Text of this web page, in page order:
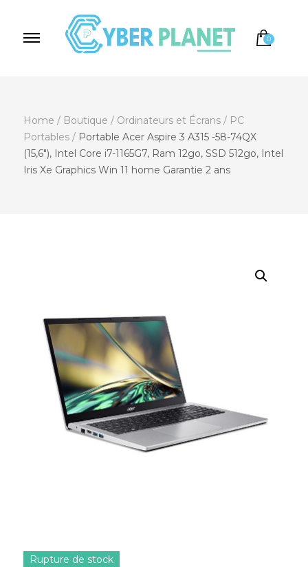
0
Home / Boutique / Ordinateurs et Écrans / PC
Portables / Portable Acer Aspire 3 A315 -58-74QX
(15,6″), Intel Core i7-1165G7, Ram 12go, SSD 512go, Intel
Iris Xe Graphics Win 11 home Garantie 2 ans
Rupture de stock